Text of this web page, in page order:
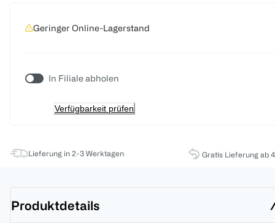
Geringer Online-Lagerstand
In Filiale abholen
Verfügbarkeit prüfen
Lieferung in 2-3 Werktagen Gratis Lieferung ab
Produktdetails